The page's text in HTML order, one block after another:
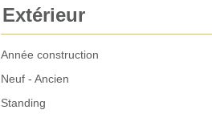
Extérieur
Année construction
Neuf - Ancien
Standing